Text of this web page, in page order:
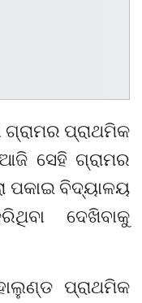
ପ୍ରାଥମିକ
ସେହି ଗ୍ରାମର
ପକାଇ ବିଦ୍ୟାଳୟ
ଦେଖିବାକୁ
ପ୍ରାଥମିକ